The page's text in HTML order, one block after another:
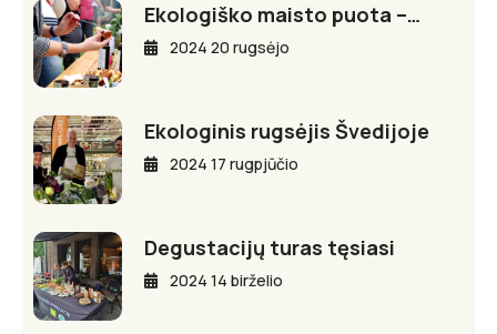
Ekologiško maisto puota –…
2024 20 rugsėjo
Ekologinis rugsėjis Švedijoje
2024 17 rugpjūčio
Degustacijų turas tęsiasi
2024 14 birželio